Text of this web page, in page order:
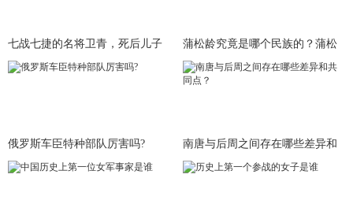
七战七捷的名将卫青，死后儿子
就被皇
蒲松龄究竟是哪个民族的？蒲松
龄身世
俄罗斯车臣特种部队厉害吗?
南唐与后周之间存在哪些差异和
共同